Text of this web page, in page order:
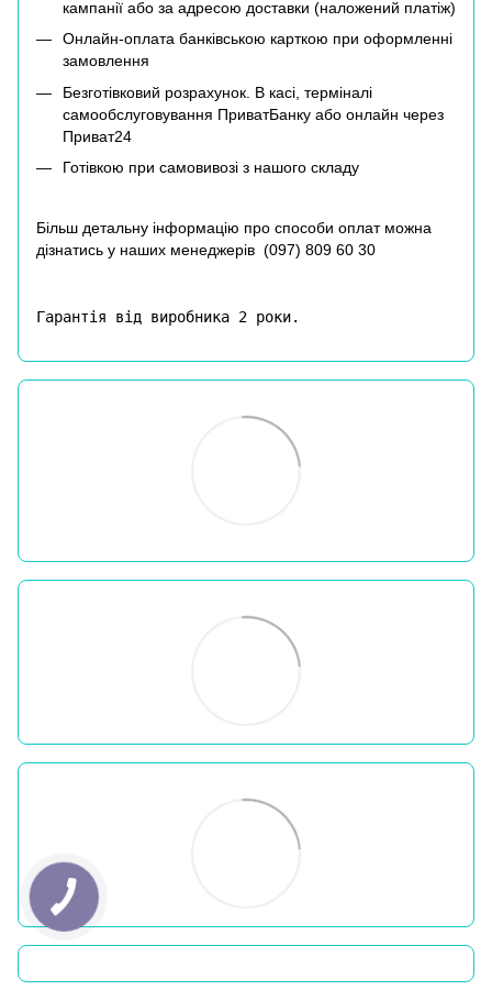
кампанії або за адресою доставки (наложений платіж)
Онлайн-оплата банківською карткою при оформленні
замовлення
Безготівковий розрахунок. В касі, терміналі
самообслуговування ПриватБанку або онлайн через
Приват24
Готівкою при самовивозі з нашого складу
Більш детальну інформацію про способи оплат можна
дізнатись у наших менеджерів (097) 809 60 30
Гарантія від виробника 2 роки.